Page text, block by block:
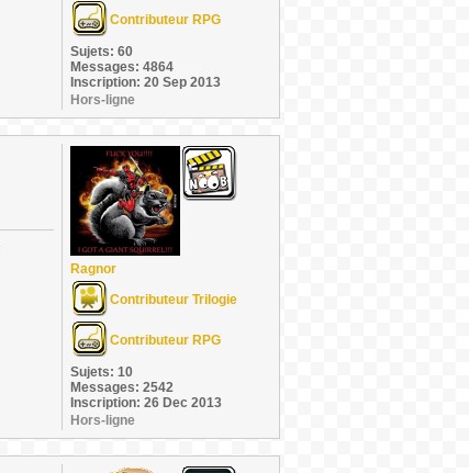
Contributeur RPG
Sujets: 60
Messages: 4864
Inscription: 20 Sep 2013
Hors-ligne
Ragnor
Contributeur Trilogie
Contributeur RPG
Sujets: 10
Messages: 2542
Inscription: 26 Dec 2013
Hors-ligne